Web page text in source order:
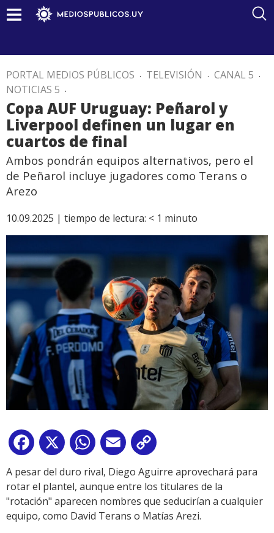
PORTAL MEDIOS PÚBLICOS . TELEVISIÓN . CANAL 5 .
NOTICIAS 5 .
Copa AUF Uruguay: Peñarol y
Liverpool definen un lugar en
cuartos de final
Ambos pondrán equipos alternativos, pero el
de Peñarol incluye jugadores como Terans o
Arezo
10.09.2025 | tiempo de lectura: < 1 minuto
Facebook
X WhatsApp
Email
Link
A pesar del duro rival, Diego Aguirre aprovechará para
rotar el plantel, aunque entre los titulares de la
"rotación" aparecen nombres que seducirían a cualquier
equipo, como David Terans o Matías Arezi.